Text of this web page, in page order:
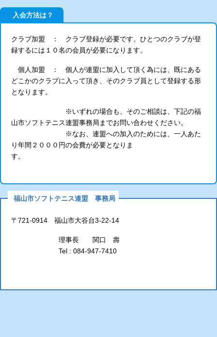
入会方法は？
クラブ加盟 ： クラブ登録が必要です。ひとつのクラブが登
録するには１０名の会員が必要になります。
個人加盟 ： 個人が連盟に加入して頂く為には、既にある
どこかのクラブに入って頂き、そのクラブ員として登録する形
となります。
※いずれの場合も、そのご相談は、下記の福
山市ソフトテニス連盟事務局までお問い合わせください。
※なお、連盟への加入のためには、一人あた
り年間２０００円の会費が必要となりま
す。
福山市ソフトテニス連盟 事務局
〒721-0914 福山市大谷台3-22-14
理事長 関口 壽
Tel : 084-947-7410